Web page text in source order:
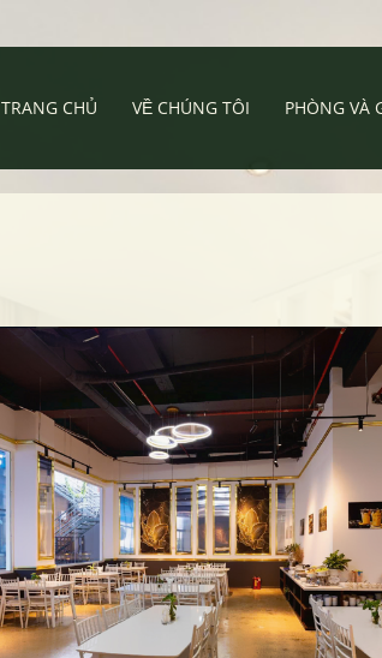
TRANG CHỦ VỀ CHÚNG TÔI PHÒNG VÀ